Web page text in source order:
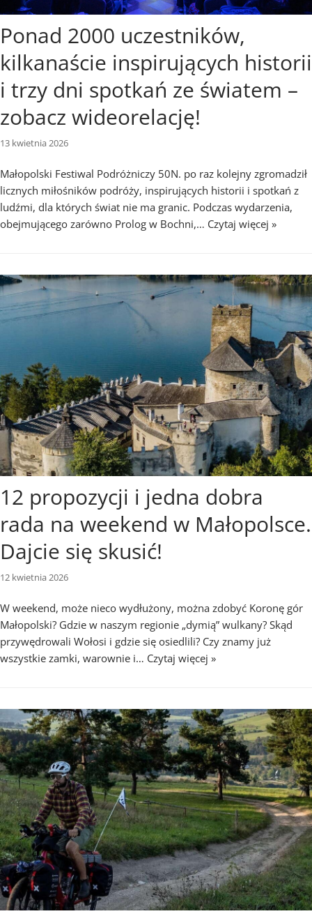
Ponad 2000 uczestników,
kilkanaście inspirujących historii
i trzy dni spotkań ze światem –
zobacz wideorelację!
13 kwietnia 2026
Małopolski Festiwal Podróżniczy 50N. po raz kolejny zgromadził
licznych miłośników podróży, inspirujących historii i spotkań z
ludźmi, dla których świat nie ma granic. Podczas wydarzenia,
obejmującego zarówno Prolog w Bochni,… Czytaj więcej »
12 propozycji i jedna dobra
rada na weekend w Małopolsce.
Dajcie się skusić!
12 kwietnia 2026
W weekend, może nieco wydłużony, można zdobyć Koronę gór
Małopolski? Gdzie w naszym regionie „dymią” wulkany? Skąd
przywędrowali Wołosi i gdzie się osiedlili? Czy znamy już
wszystkie zamki, warownie i… Czytaj więcej »